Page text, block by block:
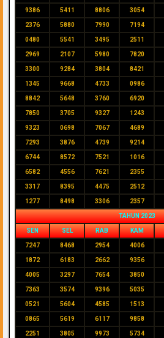
9386 5411 8806 3054
2376 5880 7990 7194
0480 5541 3495 2511
2969 2107 5980 7820
3300 9284 3804 8421
1345 9668 4733 0986
8842 5648 3760 6920
7850 3705 9327 1243
9323 0698 7067 4689
7293 3876 4739 9214
6744 8572 7521 1016
6582 4556 7621 2355
3317 8395 4475 2512
1277 8498 3306 2357
TAHUN 2023
SEN SEL RAB KAM
7247 8468 2954 4006
1872 6183 2662 9356
4005 3297 7654 3850
7363 3574 9396 5035
0521 5604 4585 1513
0865 5619 6117 9858
2251 3805 9973 5734